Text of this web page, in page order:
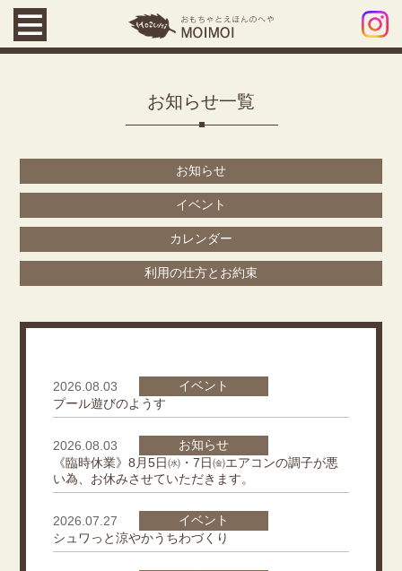
お知らせ一覧
お知らせ
イベント
カレンダー
利用の仕方とお約束
2026.08.03
イベント
プール遊びのようす
2026.08.03
お知らせ
《臨時休業》8月5日㈬・7日㈮エアコンの調子が悪
い為、お休みさせていただきます。
2026.07.27
イベント
シュワっと涼やかうちわづくり